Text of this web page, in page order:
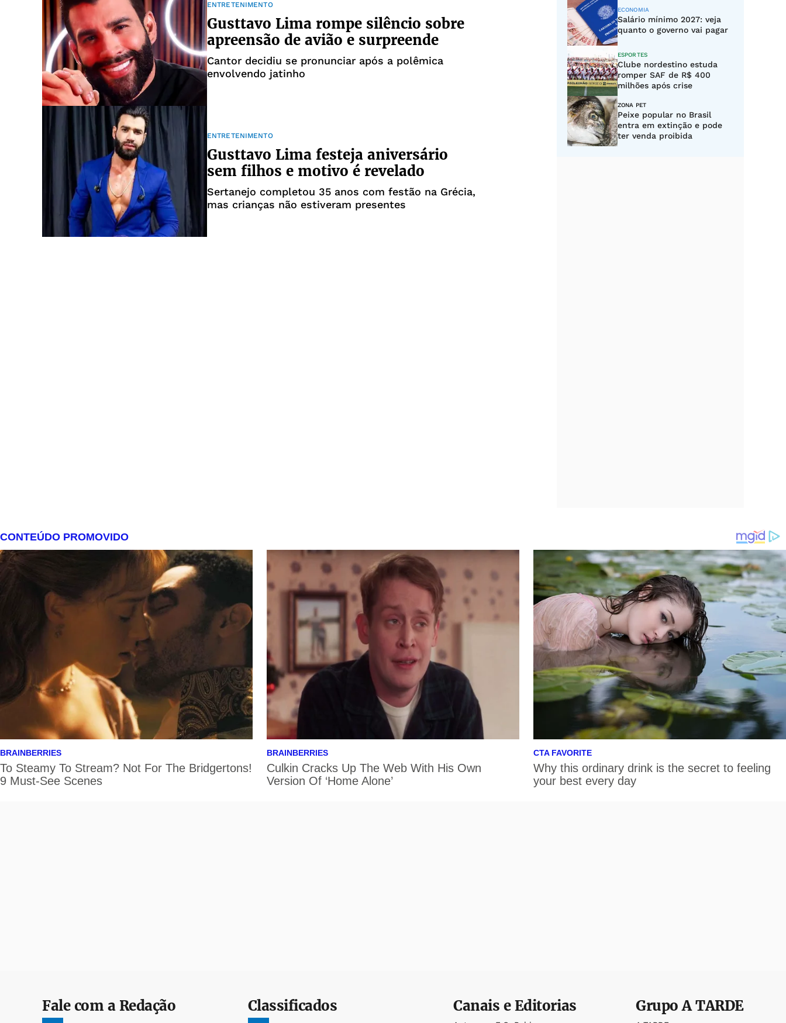
ENTRETENIMENTO
Gusttavo Lima rompe silêncio sobre
apreensão de avião e surpreende
Cantor decidiu se pronunciar após a polêmica
envolvendo jatinho
ENTRETENIMENTO
Gusttavo Lima festeja aniversário
sem filhos e motivo é revelado
Sertanejo completou 35 anos com festão na Grécia,
mas crianças não estiveram presentes
ECONOMIA
Salário mínimo 2027: veja
quanto o governo vai pagar
ESPORTES
Clube nordestino estuda
romper SAF de R$ 400
milhões após crise
ZONA PET
Peixe popular no Brasil
entra em extinção e pode
ter venda proibida
Fale com a Redação Classificados Canais e Editorias GrupoA TARDE